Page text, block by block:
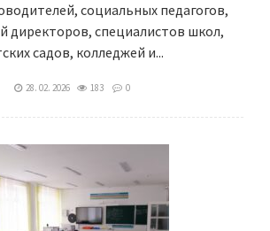
социальных педагогов,
директоров, специалистов школ,
садов, колледжей и...
28. 02. 2026 183 0